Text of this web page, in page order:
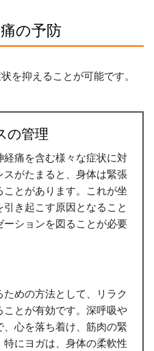
の予防
を抑えることが可能です。
の管理
痛を含む様々な症状に対
スがたまると、身体は緊張
とがあります。これが坐
き起こす原因となること
ションを図ることが必要
めの方法として、リラク
とが有効です。深呼吸や
心を落ち着け、筋肉の緊
にヨガは、身体の柔軟性